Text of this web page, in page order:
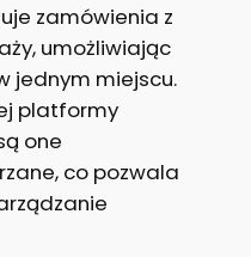
zamówienia z
umożliwiając
jednym miejscu.
platformy
one
co pozwala